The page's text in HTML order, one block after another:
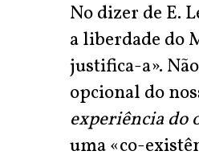
No dizer de E.
a liberdade do
justifica-a».
opcional do
experiência do
uma «co-